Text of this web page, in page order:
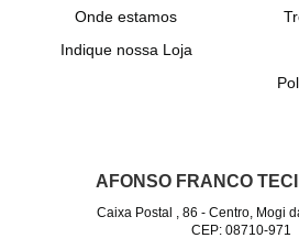
Onde estamos
Indique nossa Loja
AFONSO FRANCO
Caixa Postal , 86 -Centro, Mogi
CEP: 08710-971